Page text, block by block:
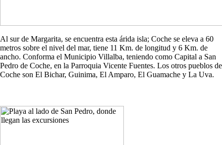
Al sur de Margarita, se encuentra esta árida isla; Coche se eleva a 60
metros sobre el nivel del mar, tiene 11 Km. de longitud y 6 Km. de
ancho. Conforma el Municipio Villalba, teniendo como Capital a San
Pedro de Coche, en la Parroquia Vicente Fuentes. Los otros pueblos de
Coche son El Bichar, Guinima, El Amparo, El Guamache y La Uva.